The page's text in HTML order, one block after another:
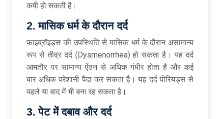
कमी हो सकती है।
2. मासिक धर्म के दौरान दर्द
फाइब्रॉइड्स की उपस्थिति से मासिक धर्म के दौरान असामान्य
रूप से तीव्र दर्द (Dysmenorrhea) हो सकता है। यह दर्द
आमतौर पर सामान्य ऐंठन से अधिक गंभीर होता है और कई
बार अधिक परेशानी पैदा कर सकता है। यह दर्द पीरियड्स से
पहले या बाद में भी बना रह सकता है।
3. पेट में दबाव और दर्द